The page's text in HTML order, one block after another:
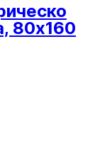
80x160